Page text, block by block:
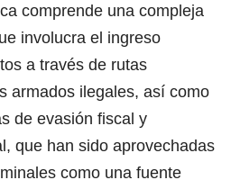
comprende una compleja
involucra el ingreso
a través de rutas
armados ilegales, así como
de evasión fiscal y
que han sido aprovechadas
como una fuente